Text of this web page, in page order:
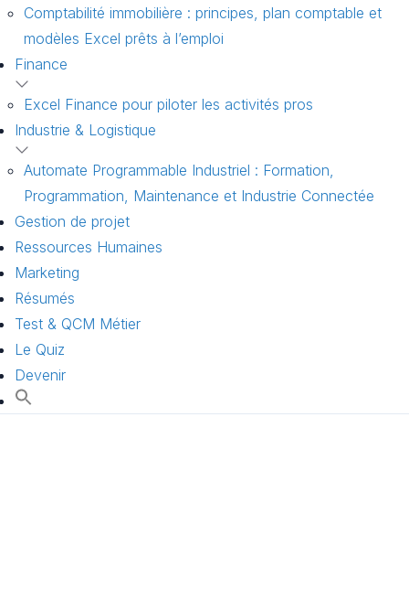
Comptabilité immobilière : principes, plan comptable et
modèles Excel prêts à l’emploi
Finance
Excel Finance pour piloter les activités pros
Industrie & Logistique
Automate Programmable Industriel : Formation,
Programmation, Maintenance et Industrie Connectée
Gestion de projet
Ressources Humaines
Marketing
Résumés
Test & QCM Métier
Le Quiz
Devenir